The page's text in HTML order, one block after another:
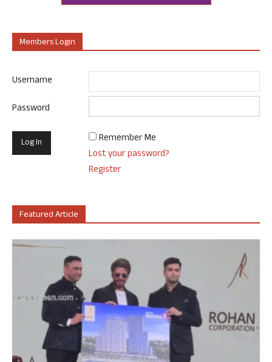
Members Login
Username
Password
Remember Me
Lost your password?
Register
Featured Article